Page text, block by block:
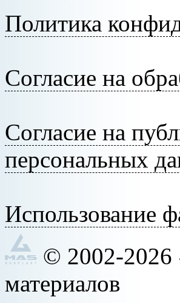
Политика
Согласие на
Согласие на
персональных
Использование
© 2002-2026
материалов